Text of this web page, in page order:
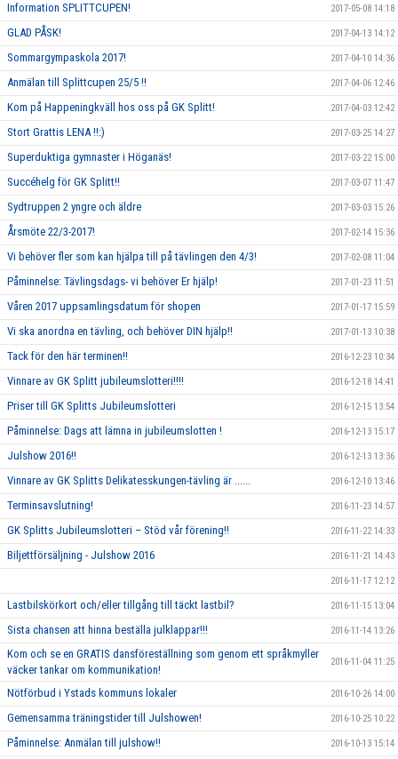
Information SPLITTCUPEN! 2017-05-08 14:18
GLAD PÅSK! 2017-04-13 14:12
Sommargympaskola 2017! 2017-04-10 14:36
Anmälan till Splittcupen 25/5 !! 2017-04-06 12:46
Kom på Happeningkväll hos oss på GK Splitt! 2017-04-03 12:42
Stort Grattis LENA !!:) 2017-03-25 14:27
Superduktiga gymnaster i Höganäs! 2017-03-22 15:00
Succéhelg för GK Splitt!! 2017-03-07 11:47
Sydtruppen 2 yngre och äldre 2017-03-03 15:26
Årsmöte 22/3-2017! 2017-02-14 15:36
Vi behöver fler som kan hjälpa till på tävlingen den 4/3! 2017-02-08 11:04
Påminnelse: Tävlingsdags- vi behöver Er hjälp! 2017-01-23 11:51
Våren 2017 uppsamlingsdatum för shopen 2017-01-17 15:59
Vi ska anordna en tävling, och behöver DIN hjälp!! 2017-01-13 10:38
Tack för den här terminen!! 2016-12-23 10:34
Vinnare av GK Splitt jubileumslotteri!!!! 2016-12-18 14:41
Priser till GK Splitts Jubileumslotteri 2016-12-15 13:54
Påminnelse: Dags att lämna in jubileumslotten ! 2016-12-13 15:17
Julshow 2016!! 2016-12-13 13:36
Vinnare av GK Splitts Delikatesskungen-tävling är ...... 2016-12-10 13:46
Terminsavslutning! 2016-11-23 14:57
GK Splitts Jubileumslotteri – Stöd vår förening!! 2016-11-22 14:33
Biljettförsäljning - Julshow 2016 2016-11-21 14:43
2016-11-17 12:12
Lastbilskörkort och/eller tillgång till täckt lastbil? 2016-11-15 13:04
Sista chansen att hinna beställa julklappar!!! 2016-11-14 13:26
Kom och se en GRATIS dansföreställning som genom ett språkmyller
väcker tankar om kommunikation!
2016-11-04 11:25
Nötförbud i Ystads kommuns lokaler 2016-10-26 14:00
Gemensamma träningstider till Julshowen! 2016-10-25 10:22
Påminnelse: Anmälan till julshow!! 2016-10-13 15:14